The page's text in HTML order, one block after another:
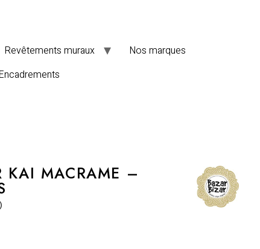
Revêtements muraux
Nos marques
KAI MACRAME –